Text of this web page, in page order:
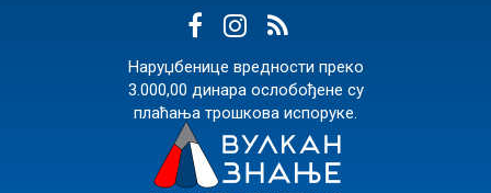
Наруџбенице вредности преко
3.000,00 динара ослобођене су
плаћања трошкова испоруке.